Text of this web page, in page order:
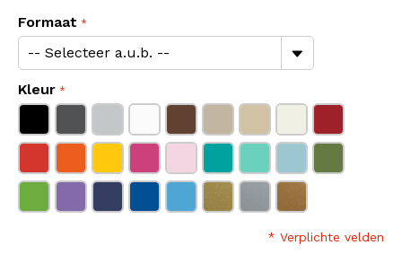
Formaat
Kleur
* Verplichte velden